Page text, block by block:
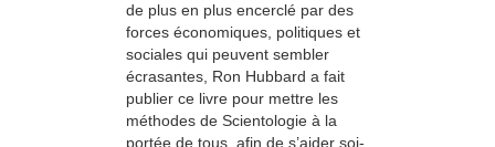
de plus en plus encerclé par des
forces économiques, politiques et
sociales qui peuvent sembler
écrasantes, Ron Hubbard a fait
publier ce livre pour mettre les
méthodes de Scientologie à la
portée de tous, afin de s’aider soi-